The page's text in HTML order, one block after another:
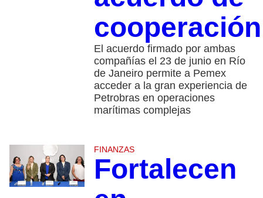
cooperación
El acuerdo firmado por ambas
compañías el 23 de junio en Río
de Janeiro permite a Pemex
acceder a la gran experiencia de
Petrobras en operaciones
marítimas complejas
FINANZAS
Fortalecen